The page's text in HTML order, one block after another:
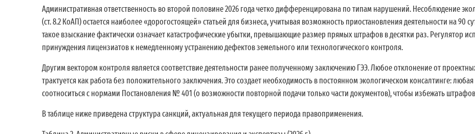
Административная ответственность во второй половине 2026 года четко дифференцирована по типам нарушений. Несоблюдение
(ст. 8.2 КоАП) остается наиболее «дорогостоящей» статьей для бизнеса, учитывая возможность приостановления деятельности на 90
такое взыскание фактически означает катастрофические убытки, превышающие размер прямых штрафов в десятки раз. Регулятор
принуждения лицензиатов к немедленному устранению дефектов земельного или технологического контроля.
Другим вектором контроля является соответствие деятельности ранее полученному заключению ГЭЭ. Любое отклонение от
трактуется как работа без положительного заключения. Это создает необходимость в постоянном экологическом консалтинге:
соотноситься с нормами Постановления № 401 (о возможности повторной подачи только части документов), чтобы избежать
В таблице ниже приведена структура санкций, актуальная для текущего периода правоприменения.